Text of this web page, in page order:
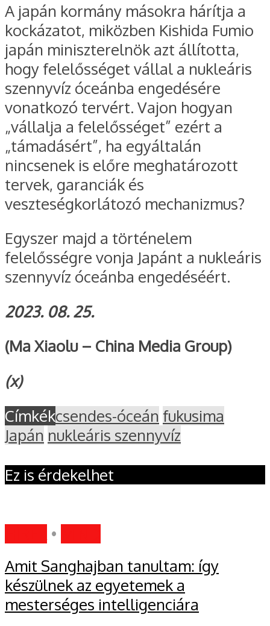
A japán kormány másokra hárítja a
kockázatot, miközben Kishida Fumio
japán miniszterelnök azt állította,
hogy felelősséget vállal a nukleáris
szennyvíz óceánba engedésére
vonatkozó tervért. Vajon hogyan
„vállalja a felelősséget” ezért a
„támadásért”, ha egyáltalán
nincsenek is előre meghatározott
tervek, garanciák és
veszteségkorlátozó mechanizmus?
Egyszer majd a történelem
felelősségre vonja Japánt a nukleáris
szennyvíz óceánba engedéséért.
2023. 08. 25.
(Ma Xiaolu – China Media Group)
(x)
Címkékcsendes-óceán fukusima
Japán nukleáris szennyvíz
Ez is érdekelhet
•
Amit Sanghajban tanultam: így
készülnek az egyetemek a
mesterséges intelligenciára